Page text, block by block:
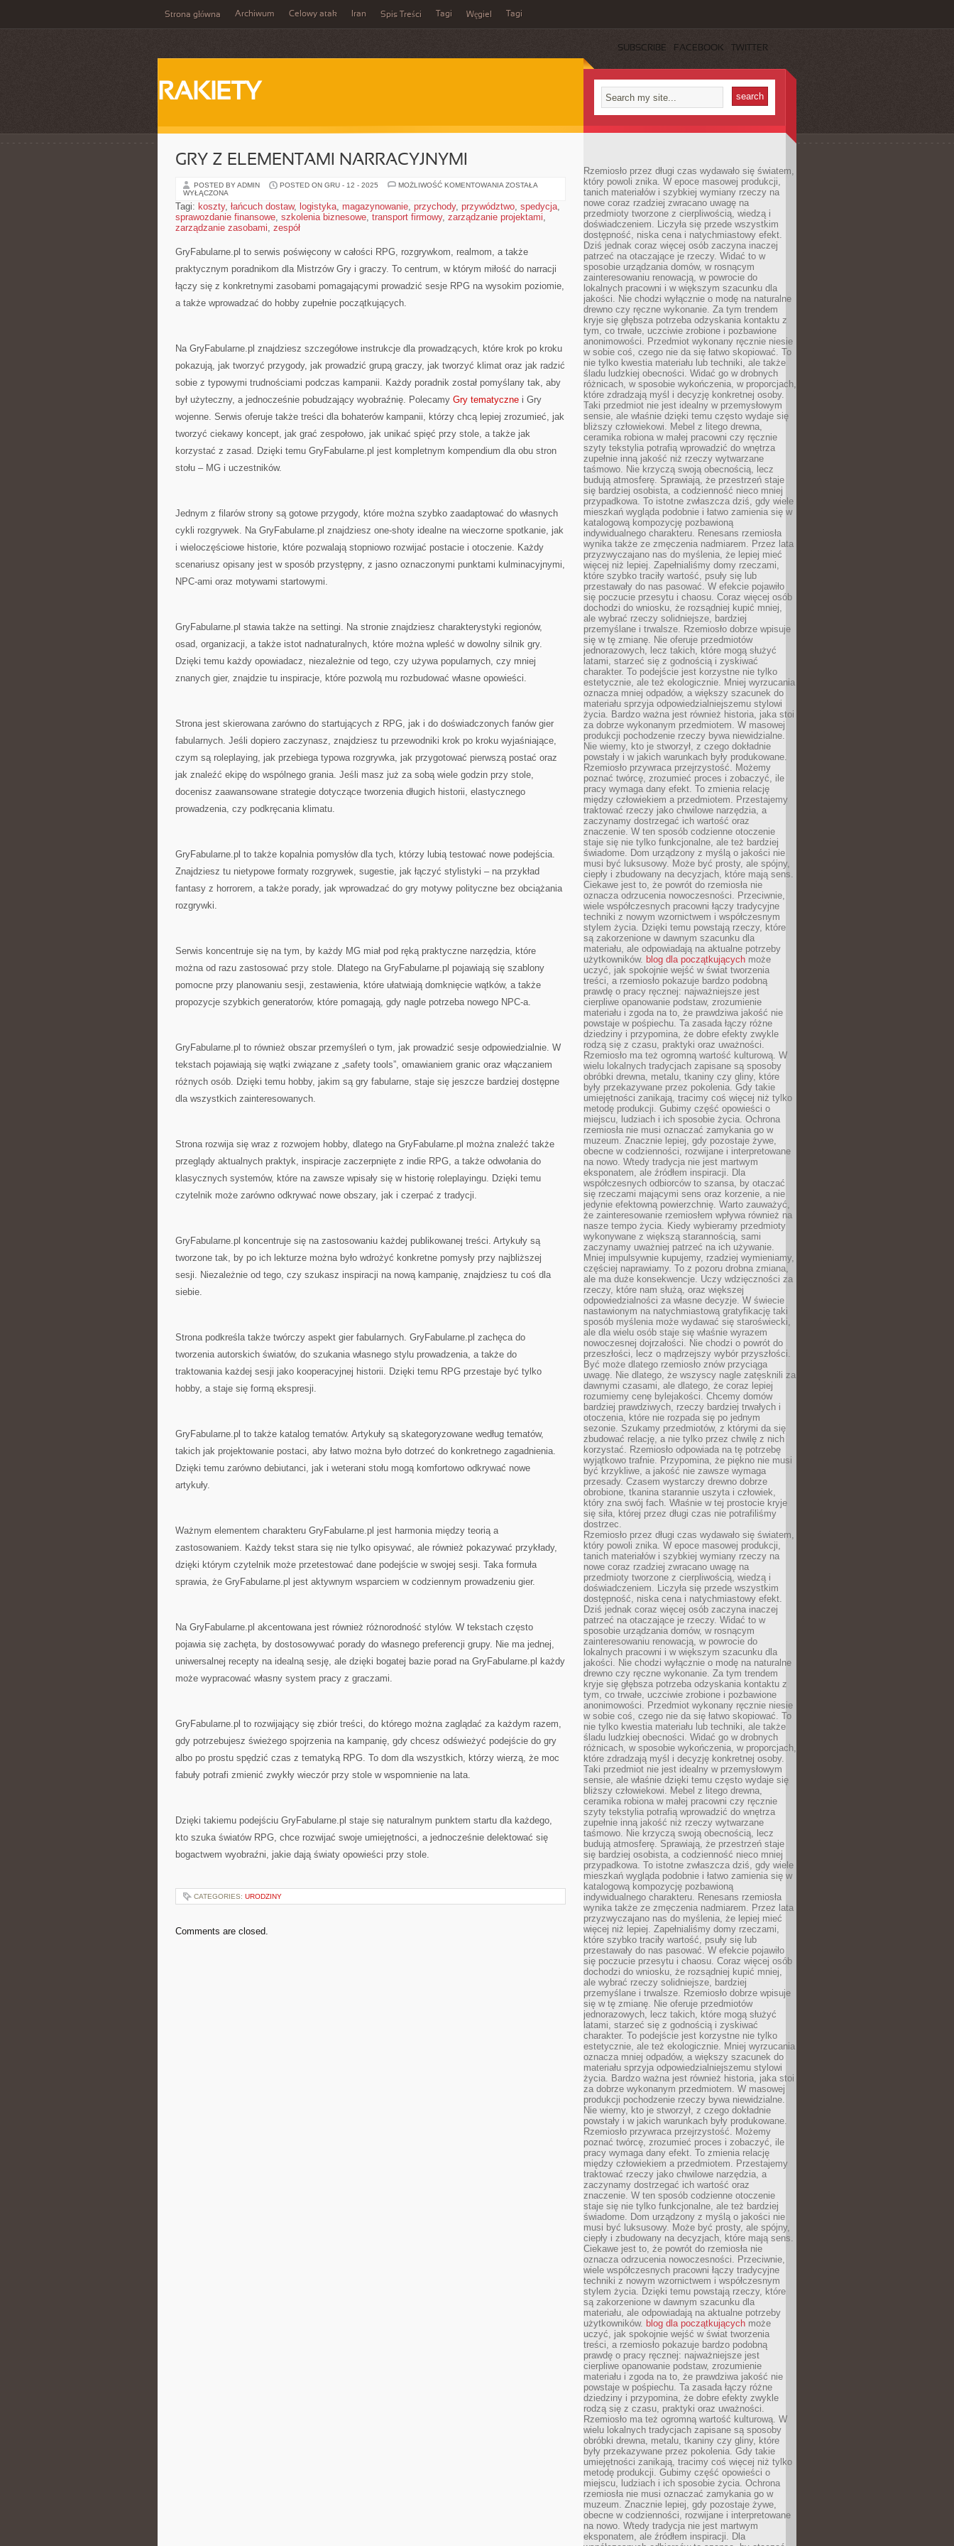
Strona główna Archiwum Celowy atak Iran Spis Treści Tagi Węgiel Tagi
SUBSCRIBE FACEBOOK TWITTER
RAKIETY
GRY Z ELEMENTAMI NARRACYJNYMI
POSTED BY ADMIN POSTED ON GRU - 12 - 2025 MOŻLIWOŚĆ KOMENTOWANIA GRY
NARRACYJNYMI
ZOSTAŁA
WYŁĄCZONA
Tagi: koszty, łańcuch dostaw, logistyka, magazynowanie, przychody, przywództwo, spedycja,
sprawozdanie finansowe, szkolenia biznesowe, transport firmowy, zarządzanie projektami,
zarządzanie zasobami, zespół
GryFabularne.pl to serwis poświęcony w całości RPG, rozgrywkom, realmom, a także
praktycznym poradnikom dla Mistrzów Gry i graczy. To centrum, w którym miłość do narracji
łączy się z konkretnymi zasobami pomagającymi prowadzić sesje RPG na wysokim poziomie,
a także wprowadzać do hobby zupełnie początkujących.
Na GryFabularne.pl znajdziesz szczegółowe instrukcje dla prowadzących, które krok po kroku
pokazują, jak tworzyć przygody, jak prowadzić grupą graczy, jak tworzyć klimat oraz jak radzić
sobie z typowymi trudnościami podczas kampanii. Każdy poradnik został pomyślany tak, aby
był użyteczny, a jednocześnie pobudzający wyobraźnię. Polecamy Gry tematyczne i Gry
wojenne. Serwis oferuje także treści dla bohaterów kampanii, którzy chcą lepiej zrozumieć, jak
tworzyć ciekawy koncept, jak grać zespołowo, jak unikać spięć przy stole, a także jak
korzystać z zasad. Dzięki temu GryFabularne.pl jest kompletnym kompendium dla obu stron
stołu – MG i uczestników.
Jednym z filarów strony są gotowe przygody, które można szybko zaadaptować do własnych
cykli rozgrywek. Na GryFabularne.pl znajdziesz one-shoty idealne na wieczorne spotkanie, jak
i wieloczęściowe historie, które pozwalają stopniowo rozwijać postacie i otoczenie. Każdy
scenariusz opisany jest w sposób przystępny, z jasno oznaczonymi punktami kulminacyjnymi,
NPC-ami oraz motywami startowymi.
GryFabularne.pl stawia także na settingi. Na stronie znajdziesz charakterystyki regionów,
osad, organizacji, a także istot nadnaturalnych, które można wpleść w dowolny silnik gry.
Dzięki temu każdy opowiadacz, niezależnie od tego, czy używa popularnych, czy mniej
znanych gier, znajdzie tu inspiracje, które pozwolą mu rozbudować własne opowieści.
Strona jest skierowana zarówno do startujących z RPG, jak i do doświadczonych fanów gier
fabularnych. Jeśli dopiero zaczynasz, znajdziesz tu przewodniki krok po kroku wyjaśniające,
czym są roleplaying, jak przebiega typowa rozgrywka, jak przygotować pierwszą postać oraz
jak znaleźć ekipę do wspólnego grania. Jeśli masz już za sobą wiele godzin przy stole,
docenisz zaawansowane strategie dotyczące tworzenia długich historii, elastycznego
prowadzenia, czy podkręcania klimatu.
GryFabularne.pl to także kopalnia pomysłów dla tych, którzy lubią testować nowe podejścia.
Znajdziesz tu nietypowe formaty rozgrywek, sugestie, jak łączyć stylistyki – na przykład
fantasy z horrorem, a także porady, jak wprowadzać do gry motywy polityczne bez obciążania
rozgrywki.
Serwis koncentruje się na tym, by każdy MG miał pod ręką praktyczne narzędzia, które
można od razu zastosować przy stole. Dlatego na GryFabularne.pl pojawiają się szablony
pomocne przy planowaniu sesji, zestawienia, które ułatwiają domknięcie wątków, a także
propozycje szybkich generatorów, które pomagają, gdy nagle potrzeba nowego NPC-a.
GryFabularne.pl to również obszar przemyśleń o tym, jak prowadzić sesje odpowiedzialnie. W
tekstach pojawiają się wątki związane z „safety tools”, omawianiem granic oraz włączaniem
różnych osób. Dzięki temu hobby, jakim są gry fabularne, staje się jeszcze bardziej dostępne
dla wszystkich zainteresowanych.
Strona rozwija się wraz z rozwojem hobby, dlatego na GryFabularne.pl można znaleźć także
przeglądy aktualnych praktyk, inspiracje zaczerpnięte z indie RPG, a także odwołania do
klasycznych systemów, które na zawsze wpisały się w historię roleplayingu. Dzięki temu
czytelnik może zarówno odkrywać nowe obszary, jak i czerpać z tradycji.
GryFabularne.pl koncentruje się na zastosowaniu każdej publikowanej treści. Artykuły są
tworzone tak, by po ich lekturze można było wdrożyć konkretne pomysły przy najbliższej
sesji. Niezależnie od tego, czy szukasz inspiracji na nową kampanię, znajdziesz tu coś dla
siebie.
Strona podkreśla także twórczy aspekt gier fabularnych. GryFabularne.pl zachęca do
tworzenia autorskich światów, do szukania własnego stylu prowadzenia, a także do
traktowania każdej sesji jako kooperacyjnej historii. Dzięki temu RPG przestaje być tylko
hobby, a staje się formą ekspresji.
GryFabularne.pl to także katalog tematów. Artykuły są skategoryzowane według tematów,
takich jak projektowanie postaci, aby łatwo można było dotrzeć do konkretnego zagadnienia.
Dzięki temu zarówno debiutanci, jak i weterani stołu mogą komfortowo odkrywać nowe
artykuły.
Ważnym elementem charakteru GryFabularne.pl jest harmonia między teorią a
zastosowaniem. Każdy tekst stara się nie tylko opisywać, ale również pokazywać przykłady,
dzięki którym czytelnik może przetestować dane podejście w swojej sesji. Taka formuła
sprawia, że GryFabularne.pl jest aktywnym wsparciem w codziennym prowadzeniu gier.
Na GryFabularne.pl akcentowana jest również różnorodność stylów. W tekstach często
pojawia się zachęta, by dostosowywać porady do własnego preferencji grupy. Nie ma jednej,
uniwersalnej recepty na idealną sesję, ale dzięki bogatej bazie porad na GryFabularne.pl każdy
może wypracować własny system pracy z graczami.
GryFabularne.pl to rozwijający się zbiór treści, do którego można zaglądać za każdym razem,
gdy potrzebujesz świeżego spojrzenia na kampanię, gdy chcesz odświeżyć podejście do gry
albo po prostu spędzić czas z tematyką RPG. To dom dla wszystkich, którzy wierzą, że moc
fabuły potrafi zmienić zwykły wieczór przy stole w wspomnienie na lata.
Dzięki takiemu podejściu GryFabularne.pl staje się naturalnym punktem startu dla każdego,
kto szuka światów RPG, chce rozwijać swoje umiejętności, a jednocześnie delektować się
bogactwem wyobraźni, jakie dają światy opowieści przy stole.
CATEGORIES: URODZINY
Comments are closed.
Rzemiosło przez długi czas wydawało się światem,
który powoli znika. W epoce masowej produkcji,
tanich materiałów i szybkiej wymiany rzeczy na
nowe coraz rzadziej zwracano uwagę na
przedmioty tworzone z cierpliwością, wiedzą i
doświadczeniem. Liczyła się przede wszystkim
dostępność, niska cena i natychmiastowy efekt.
Dziś jednak coraz więcej osób zaczyna inaczej
patrzeć na otaczające je rzeczy. Widać to w
sposobie urządzania domów, w rosnącym
zainteresowaniu renowacją, w powrocie do
lokalnych pracowni i w większym szacunku dla
jakości. Nie chodzi wyłącznie o modę na naturalne
drewno czy ręczne wykonanie. Za tym trendem
kryje się głębsza potrzeba odzyskania kontaktu z
tym, co trwałe, uczciwie zrobione i pozbawione
anonimowości. Przedmiot wykonany ręcznie niesie
w sobie coś, czego nie da się łatwo skopiować. To
nie tylko kwestia materiału lub techniki, ale także
śladu ludzkiej obecności. Widać go w drobnych
różnicach, w sposobie wykończenia, w proporcjach,
które zdradzają myśl i decyzję konkretnej osoby.
Taki przedmiot nie jest idealny w przemysłowym
sensie, ale właśnie dzięki temu często wydaje się
bliższy człowiekowi. Mebel z litego drewna,
ceramika robiona w małej pracowni czy ręcznie
szyty tekstylia potrafią wprowadzić do wnętrza
zupełnie inną jakość niż rzeczy wytwarzane
taśmowo. Nie krzyczą swoją obecnością, lecz
budują atmosferę. Sprawiają, że przestrzeń staje
się bardziej osobista, a codzienność nieco mniej
przypadkowa. To istotne zwłaszcza dziś, gdy wiele
mieszkań wygląda podobnie i łatwo zamienia się w
katalogową kompozycję pozbawioną
indywidualnego charakteru. Renesans rzemiosła
wynika także ze zmęczenia nadmiarem. Przez lata
przyzwyczajano nas do myślenia, że lepiej mieć
więcej niż lepiej. Zapełnialiśmy domy rzeczami,
które szybko traciły wartość, psuły się lub
przestawały do nas pasować. W efekcie pojawiło
się poczucie przesytu i chaosu. Coraz więcej osób
dochodzi do wniosku, że rozsądniej kupić mniej,
ale wybrać rzeczy solidniejsze, bardziej
przemyślane i trwalsze. Rzemiosło dobrze wpisuje
się w tę zmianę. Nie oferuje przedmiotów
jednorazowych, lecz takich, które mogą służyć
latami, starzeć się z godnością i zyskiwać
charakter. To podejście jest korzystne nie tylko
estetycznie, ale też ekologicznie. Mniej wyrzucania
oznacza mniej odpadów, a większy szacunek do
materiału sprzyja odpowiedzialniejszemu stylowi
życia. Bardzo ważna jest również historia, jaka stoi
za dobrze wykonanym przedmiotem. W masowej
produkcji pochodzenie rzeczy bywa niewidzialne.
Nie wiemy, kto je stworzył, z czego dokładnie
powstały i w jakich warunkach były produkowane.
Rzemiosło przywraca przejrzystość. Możemy
poznać twórcę, zrozumieć proces i zobaczyć, ile
pracy wymaga dany efekt. To zmienia relację
między człowiekiem a przedmiotem. Przestajemy
traktować rzeczy jako chwilowe narzędzia, a
zaczynamy dostrzegać ich wartość oraz
znaczenie. W ten sposób codzienne otoczenie
staje się nie tylko funkcjonalne, ale też bardziej
świadome. Dom urządzony z myślą o jakości nie
musi być luksusowy. Może być prosty, ale spójny,
ciepły i zbudowany na decyzjach, które mają sens.
Ciekawe jest to, że powrót do rzemiosła nie
oznacza odrzucenia nowoczesności. Przeciwnie,
wiele współczesnych pracowni łączy tradycyjne
techniki z nowym wzornictwem i współczesnym
stylem życia. Dzięki temu powstają rzeczy, które
są zakorzenione w dawnym szacunku dla
materiału, ale odpowiadają na aktualne potrzeby
użytkowników. blog dla początkujących może
uczyć, jak spokojnie wejść w świat tworzenia
treści, a rzemiosło pokazuje bardzo podobną
prawdę o pracy ręcznej: najważniejsze jest
cierpliwe opanowanie podstaw, zrozumienie
materiału i zgoda na to, że prawdziwa jakość nie
powstaje w pośpiechu. Ta zasada łączy różne
dziedziny i przypomina, że dobre efekty zwykle
rodzą się z czasu, praktyki oraz uważności.
Rzemiosło ma też ogromną wartość kulturową. W
wielu lokalnych tradycjach zapisane są sposoby
obróbki drewna, metalu, tkaniny czy gliny, które
były przekazywane przez pokolenia. Gdy takie
umiejętności zanikają, tracimy coś więcej niż tylko
metodę produkcji. Gubimy część opowieści o
miejscu, ludziach i ich sposobie życia. Ochrona
rzemiosła nie musi oznaczać zamykania go w
muzeum. Znacznie lepiej, gdy pozostaje żywe,
obecne w codzienności, rozwijane i interpretowane
na nowo. Wtedy tradycja nie jest martwym
eksponatem, ale źródłem inspiracji. Dla
współczesnych odbiorców to szansa, by otaczać
się rzeczami mającymi sens oraz korzenie, a nie
jedynie efektowną powierzchnię. Warto zauważyć,
że zainteresowanie rzemiosłem wpływa również na
nasze tempo życia. Kiedy wybieramy przedmioty
wykonywane z większą starannością, sami
zaczynamy uważniej patrzeć na ich używanie.
Mniej impulsywnie kupujemy, rzadziej wymieniamy,
częściej naprawiamy. To z pozoru drobna zmiana,
ale ma duże konsekwencje. Uczy wdzięczności za
rzeczy, które nam służą, oraz większej
odpowiedzialności za własne decyzje. W świecie
nastawionym na natychmiastową gratyfikację taki
sposób myślenia może wydawać się staroświecki,
ale dla wielu osób staje się właśnie wyrazem
nowoczesnej dojrzałości. Nie chodzi o powrót do
przeszłości, lecz o mądrzejszy wybór przyszłości.
Być może dlatego rzemiosło znów przyciąga
uwagę. Nie dlatego, że wszyscy nagle zatęsknili za
dawnymi czasami, ale dlatego, że coraz lepiej
rozumiemy cenę bylejakości. Chcemy domów
bardziej prawdziwych, rzeczy bardziej trwałych i
otoczenia, które nie rozpada się po jednym
sezonie. Szukamy przedmiotów, z którymi da się
zbudować relację, a nie tylko przez chwilę z nich
korzystać. Rzemiosło odpowiada na tę potrzebę
wyjątkowo trafnie. Przypomina, że piękno nie musi
być krzykliwe, a jakość nie zawsze wymaga
przesady. Czasem wystarczy drewno dobrze
obrobione, tkanina starannie uszyta i człowiek,
który zna swój fach. Właśnie w tej prostocie kryje
się siła, której przez długi czas nie potrafiliśmy
dostrzec.
Rzemiosło przez długi czas wydawało się światem,
który powoli znika. W epoce masowej produkcji,
tanich materiałów i szybkiej wymiany rzeczy na
nowe coraz rzadziej zwracano uwagę na
przedmioty tworzone z cierpliwością, wiedzą i
doświadczeniem. Liczyła się przede wszystkim
dostępność, niska cena i natychmiastowy efekt.
Dziś jednak coraz więcej osób zaczyna inaczej
patrzeć na otaczające je rzeczy. Widać to w
sposobie urządzania domów, w rosnącym
zainteresowaniu renowacją, w powrocie do
lokalnych pracowni i w większym szacunku dla
jakości. Nie chodzi wyłącznie o modę na naturalne
drewno czy ręczne wykonanie. Za tym trendem
kryje się głębsza potrzeba odzyskania kontaktu z
tym, co trwałe, uczciwie zrobione i pozbawione
anonimowości. Przedmiot wykonany ręcznie niesie
w sobie coś, czego nie da się łatwo skopiować. To
nie tylko kwestia materiału lub techniki, ale także
śladu ludzkiej obecności. Widać go w drobnych
różnicach, w sposobie wykończenia, w proporcjach,
które zdradzają myśl i decyzję konkretnej osoby.
Taki przedmiot nie jest idealny w przemysłowym
sensie, ale właśnie dzięki temu często wydaje się
bliższy człowiekowi. Mebel z litego drewna,
ceramika robiona w małej pracowni czy ręcznie
szyty tekstylia potrafią wprowadzić do wnętrza
zupełnie inną jakość niż rzeczy wytwarzane
taśmowo. Nie krzyczą swoją obecnością, lecz
budują atmosferę. Sprawiają, że przestrzeń staje
się bardziej osobista, a codzienność nieco mniej
przypadkowa. To istotne zwłaszcza dziś, gdy wiele
mieszkań wygląda podobnie i łatwo zamienia się w
katalogową kompozycję pozbawioną
indywidualnego charakteru. Renesans rzemiosła
wynika także ze zmęczenia nadmiarem. Przez lata
przyzwyczajano nas do myślenia, że lepiej mieć
więcej niż lepiej. Zapełnialiśmy domy rzeczami,
które szybko traciły wartość, psuły się lub
przestawały do nas pasować. W efekcie pojawiło
się poczucie przesytu i chaosu. Coraz więcej osób
dochodzi do wniosku, że rozsądniej kupić mniej,
ale wybrać rzeczy solidniejsze, bardziej
przemyślane i trwalsze. Rzemiosło dobrze wpisuje
się w tę zmianę. Nie oferuje przedmiotów
jednorazowych, lecz takich, które mogą służyć
latami, starzeć się z godnością i zyskiwać
charakter. To podejście jest korzystne nie tylko
estetycznie, ale też ekologicznie. Mniej wyrzucania
oznacza mniej odpadów, a większy szacunek do
materiału sprzyja odpowiedzialniejszemu stylowi
życia. Bardzo ważna jest również historia, jaka stoi
za dobrze wykonanym przedmiotem. W masowej
produkcji pochodzenie rzeczy bywa niewidzialne.
Nie wiemy, kto je stworzył, z czego dokładnie
powstały i w jakich warunkach były produkowane.
Rzemiosło przywraca przejrzystość. Możemy
poznać twórcę, zrozumieć proces i zobaczyć, ile
pracy wymaga dany efekt. To zmienia relację
między człowiekiem a przedmiotem. Przestajemy
traktować rzeczy jako chwilowe narzędzia, a
zaczynamy dostrzegać ich wartość oraz
znaczenie. W ten sposób codzienne otoczenie
staje się nie tylko funkcjonalne, ale też bardziej
świadome. Dom urządzony z myślą o jakości nie
musi być luksusowy. Może być prosty, ale spójny,
ciepły i zbudowany na decyzjach, które mają sens.
Ciekawe jest to, że powrót do rzemiosła nie
oznacza odrzucenia nowoczesności. Przeciwnie,
wiele współczesnych pracowni łączy tradycyjne
techniki z nowym wzornictwem i współczesnym
stylem życia. Dzięki temu powstają rzeczy, które
są zakorzenione w dawnym szacunku dla
materiału, ale odpowiadają na aktualne potrzeby
użytkowników. blog dla początkujących może
uczyć, jak spokojnie wejść w świat tworzenia
treści, a rzemiosło pokazuje bardzo podobną
prawdę o pracy ręcznej: najważniejsze jest
cierpliwe opanowanie podstaw, zrozumienie
materiału i zgoda na to, że prawdziwa jakość nie
powstaje w pośpiechu. Ta zasada łączy różne
dziedziny i przypomina, że dobre efekty zwykle
rodzą się z czasu, praktyki oraz uważności.
Rzemiosło ma też ogromną wartość kulturową. W
wielu lokalnych tradycjach zapisane są sposoby
obróbki drewna, metalu, tkaniny czy gliny, które
były przekazywane przez pokolenia. Gdy takie
umiejętności zanikają, tracimy coś więcej niż tylko
metodę produkcji. Gubimy część opowieści o
miejscu, ludziach i ich sposobie życia. Ochrona
rzemiosła nie musi oznaczać zamykania go w
muzeum. Znacznie lepiej, gdy pozostaje żywe,
obecne w codzienności, rozwijane i interpretowane
na nowo. Wtedy tradycja nie jest martwym
eksponatem, ale źródłem inspiracji. Dla